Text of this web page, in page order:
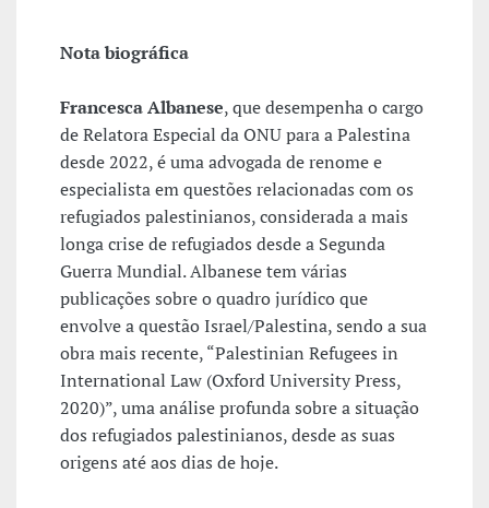
Nota biográfica
Francesca Albanese, que desempenha o cargo
de Relatora Especial da ONU para a Palestina
desde 2022, é uma advogada de renome e
especialista em questões relacionadas com os
refugiados palestinianos, considerada a mais
longa crise de refugiados desde a Segunda
Guerra Mundial. Albanese tem várias
publicações sobre o quadro jurídico que
envolve a questão Israel/Palestina, sendo a sua
obra mais recente, “Palestinian Refugees in
International Law (Oxford University Press,
2020)”, uma análise profunda sobre a situação
dos refugiados palestinianos, desde as suas
origens até aos dias de hoje.